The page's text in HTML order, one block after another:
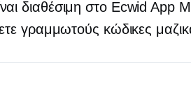
διαθέσιμη στο Ecwid App
γραμμωτούς κώδικες